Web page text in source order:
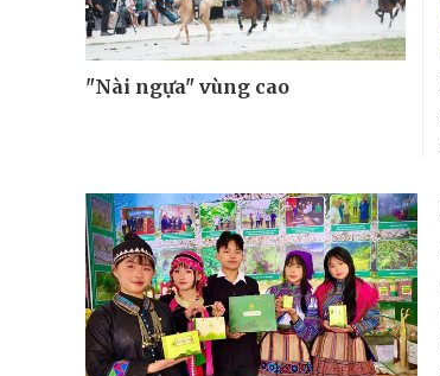
"Nài ngựa" vùng cao